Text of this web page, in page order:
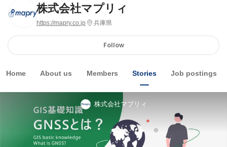
株式会社マプリィ
https://mapry.co.jp 兵庫県
Follow
Home About us Members Stories Job postings
株式会社マプリィ